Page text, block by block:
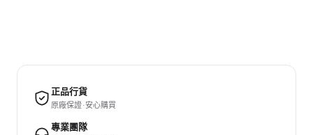
正品行貨
原廠保證 · 安心購買
專業團隊